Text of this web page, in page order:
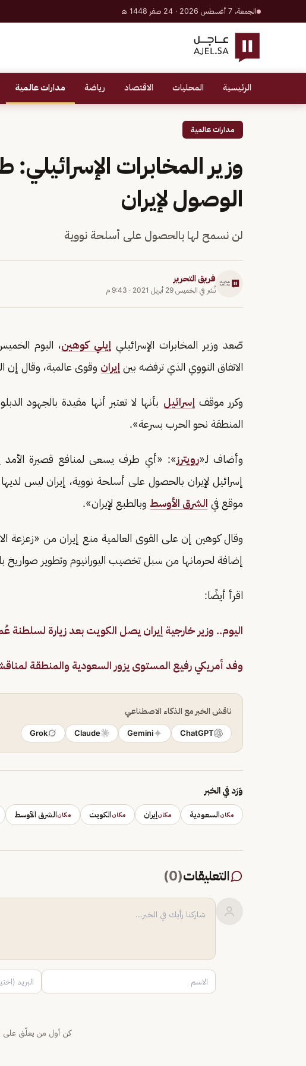
الجمعة، 7 أغسطس 2026 · 24 صفر 1448 هـ
الرئيسية المحليات الاقتصاد رياضة مدارات عالمية
مدارات عالمية
وزير المخابرات الإسرائيلي:
الوصول لإيران
لن نسمح لها بالحصول على أسلحة نووية
فريق التحرير
نُشر في الخميس 29 أبريل 2021 · 9:43 م
صّعد وزير المخابرات الإسرائيلي إيلي كوهين، اليوم
الاتفاق النووي الذي ترفضه بين إيران وقوى عالمية، وقال
وكرر موقف إسرائيل بأنها لا تعتبر أنها مقيدة بالجهود
المنطقة نحو الحرب بسرعة».
وأضاف لـ«رويترز»: «أي طرف يسعى لمنافع قصيرة
إسرائيل لإيران بالحصول على أسلحة نووية، إيران ليس
موقع في الشرق الأوسط وبالطبع لإيران».
وقال كوهين إن على القوى العالمية منع إيران من «زعزعة
إضافة لحرمانها من سبل تخصيب اليورانيوم وتطوير صواريخ
اقرأ أيضًا:
اليوم.. وزير خارجية إيران يصل الكويت بعد زيارة لسلطنة
وفد أمريكي رفيع المستوى يزور السعودية والمنطقة
ناقش الخبر مع الذكاء الاصطناعي
ChatGPT
Gemini
Claude
Grok
وَرَد في الخبر
مكانالسعودية مكانإيران مكانالكويت مكانالشرق الأوسط
التعليقات(
0
)
كن أول من يعلّق على